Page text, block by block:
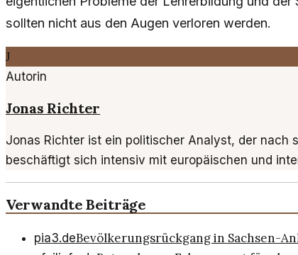
sollten nicht aus den Augen verloren werden.
J
Autorin
Jonas Richter
Jonas Richter ist ein politischer Analyst, der nach
beschäftigt sich intensiv mit europäischen und
Verwandte Beiträge
pia3.deBevölkerungsrückgang in Sachsen-